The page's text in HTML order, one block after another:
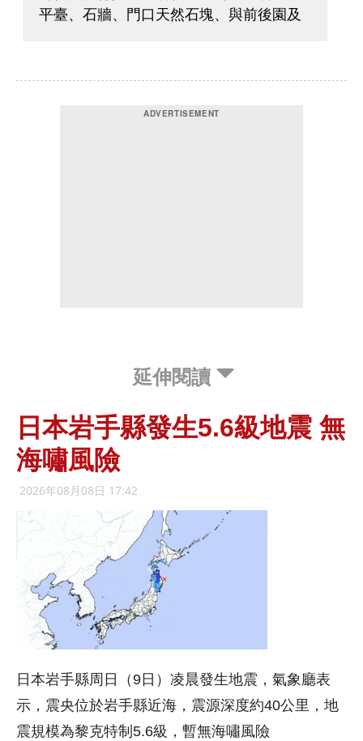
延伸閱讀
日本岩手縣發生5.6級地震 無
海嘯風險
2026年08月08日 17:42
日本岩手縣周日（9日）凌晨發生地震，氣象廳表
示，震央位於岩手縣近海，震源深度約40公里，地
震規模為黎克特制5.6級，暫無海嘯風險